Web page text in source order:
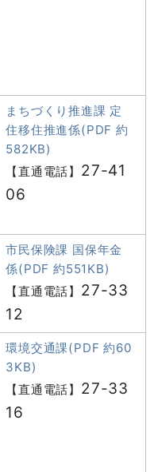
まちづくり推進課 定
住移住推進係(PDF 約
582KB)
【直通電話】 27-41
06
市民保険課 国保年金
係(PDF 約551KB)
【直通電話】 27-33
12
環境交通課(PDF 約60
3KB)
【直通電話】 27-33
16